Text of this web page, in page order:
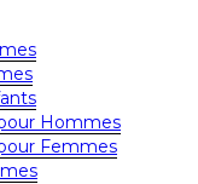
Hommes
Femmes